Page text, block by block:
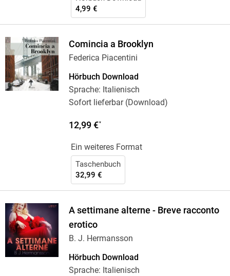
4,99 €
Comincia a Brooklyn
Federica Piacentini
Hörbuch Download
Sprache: Italienisch
Sofort lieferbar (Download)
12,99 €*
Ein weiteres Format
Taschenbuch
32,99 €
A settimane alterne - Breve racconto
erotico
B. J. Hermansson
Hörbuch Download
Sprache: Italienisch